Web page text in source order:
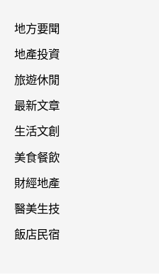
地方要聞
地產投資
旅遊休閒
最新文章
生活文創
美食餐飲
財經地產
醫美生技
飯店民宿